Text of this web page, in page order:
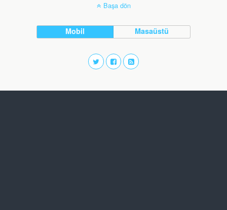
Başa dön
Mobil Masaüstü